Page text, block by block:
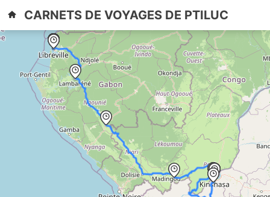
content
PrimaryCARNETS DE VOYAGES DE PTILUC